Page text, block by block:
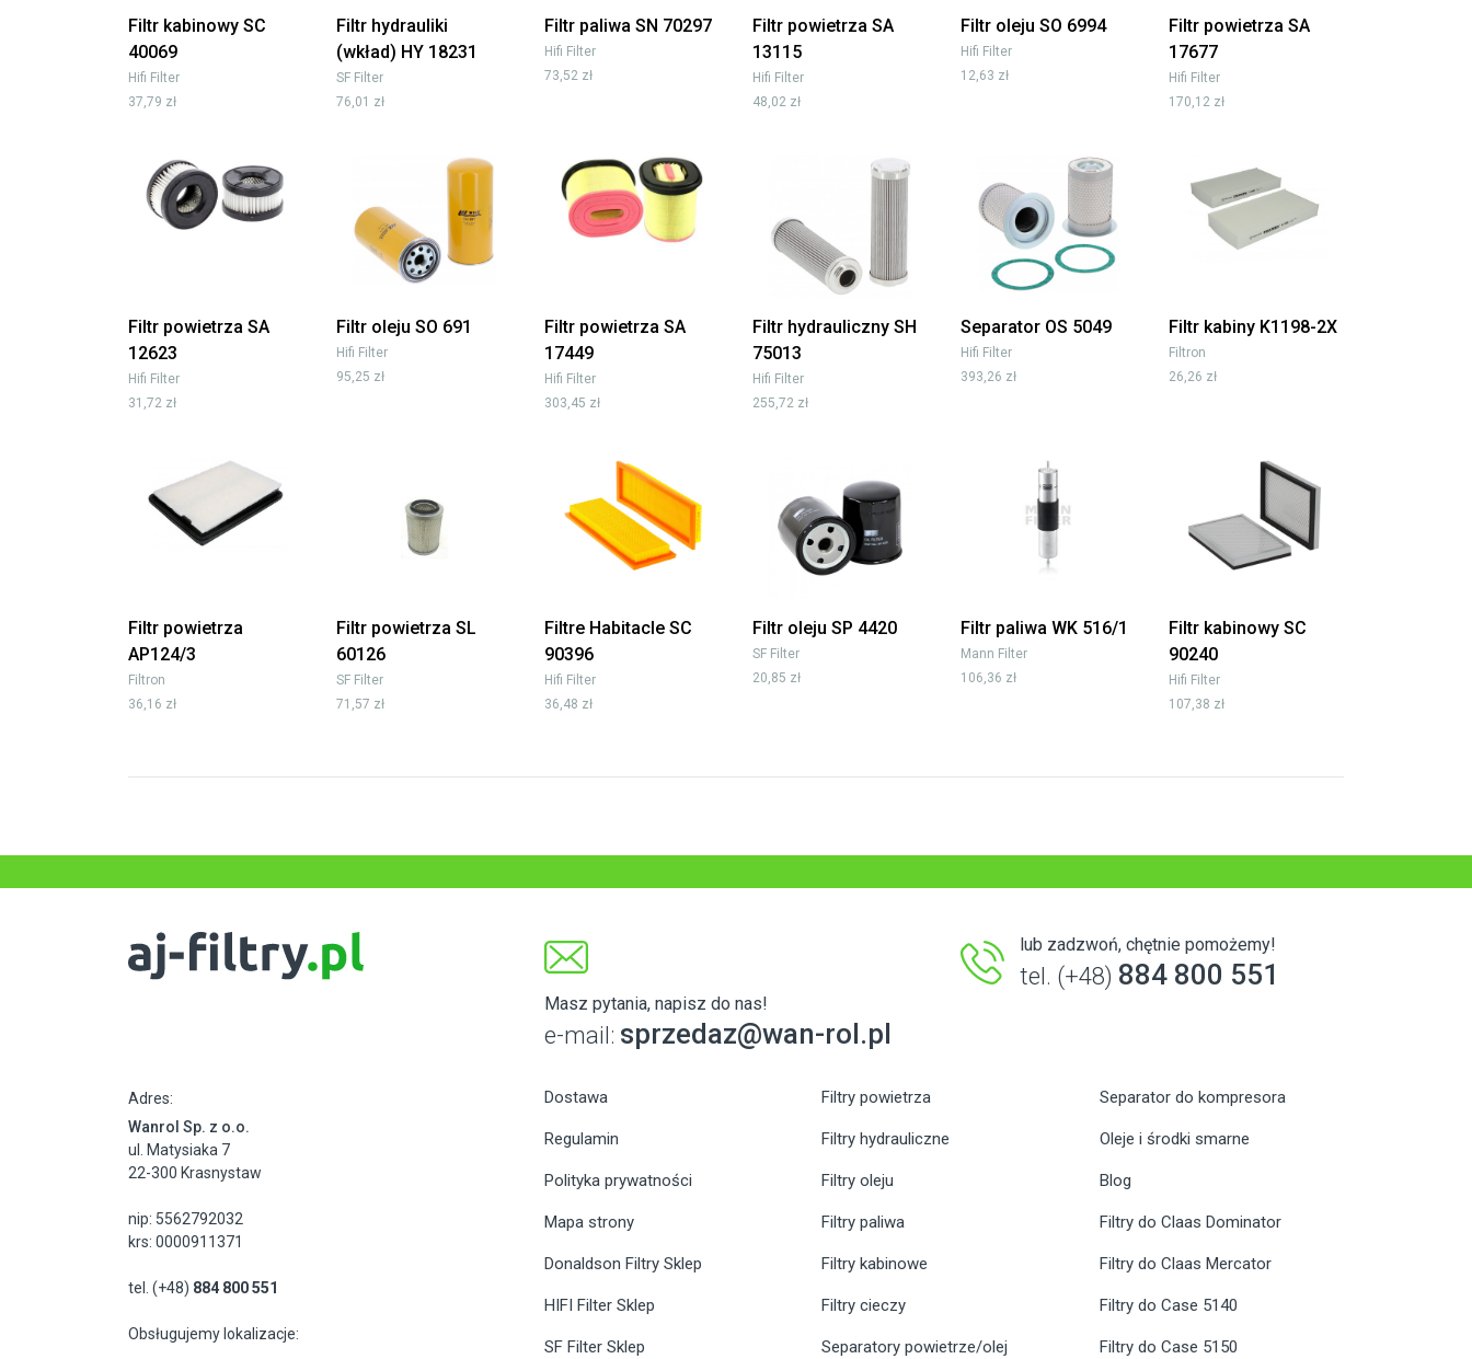
Filtr kabinowy SC
40069
Hifi Filter
37,79 zł
Filtr hydrauliki
(wkład) HY 18231
SF Filter
76,01 zł
Filtr paliwa SN 70297
Hifi Filter
73,52 zł
Filtr powietrza SA
13115
Hifi Filter
48,02 zł
Filtr oleju SO 6994
Hifi Filter
12,63 zł
Filtr powietrza SA
17677
Hifi Filter
170,12 zł
Filtr powietrza SA
12623
Hifi Filter
31,72 zł
Filtr oleju SO 691
Hifi Filter
95,25 zł
Filtr powietrza SA
17449
Hifi Filter
303,45 zł
Filtr hydrauliczny SH
75013
Hifi Filter
255,72 zł
Separator OS 5049
Hifi Filter
393,26 zł
Filtr kabiny K1198-2X
Filtron
26,26 zł
Filtr powietrza
AP124/3
Filtron
36,16 zł
Filtr powietrza SL
60126
SF Filter
71,57 zł
Filtre Habitacle SC
90396
Hifi Filter
36,48 zł
Filtr oleju SP 4420
SF Filter
20,85 zł
Filtr paliwa WK 516/1
Mann Filter
106,36 zł
Filtr kabinowy SC
90240
Hifi Filter
107,38 zł
Masz pytania, napisz do nas!
e-mail: sprzedaz@wan-rol.pl
lub zadzwoń, chętnie pomożemy!
tel. (+48) 884 800 551
Adres:
Wanrol Sp. z o.o.
ul. Matysiaka 7
22-300 Krasnystaw
nip: 5562792032
krs: 0000911371
tel. (+48) 884 800 551
Obsługujemy lokalizacje:
Dostawa
Regulamin
Polityka prywatności
Mapa strony
Donaldson Filtry Sklep
HIFI Filter Sklep
SF Filter Sklep
Filtry powietrza
Filtry hydrauliczne
Filtry oleju
Filtry paliwa
Filtry kabinowe
Filtry cieczy
Separatory powietrze/olej
Separator do kompresora
Oleje i środki smarne
Blog
Filtry do Claas Dominator
Filtry do Claas Mercator
Filtry do Case 5140
Filtry do Case 5150